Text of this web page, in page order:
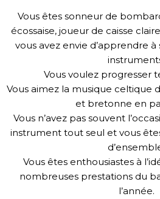
Vous êtes sonneur de
écossaise, joueur de caisse
vous avez envie d’apprendre à
Vous voulez progresser
Vous aimez la musique celtique
et bretonne en
Vous n’avez pas souvent
instrument tout seul et vous
Vous êtes enthousiastes à
nombreuses prestations du
l’année.